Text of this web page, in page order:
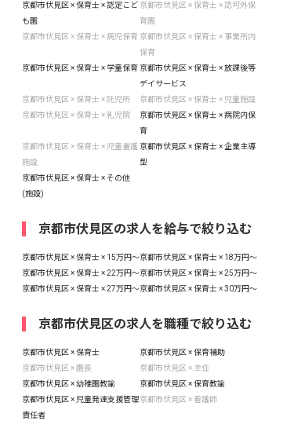
京都市伏見区 × 保育士 × 認定こど
も園
京都市伏見区 × 保育士 × 認可外保
育園
京都市伏見区 × 保育士 × 病児保育 京都市伏見区 × 保育士 × 事業所内
保育
京都市伏見区 × 保育士 × 学童保育 京都市伏見区 × 保育士 × 放課後等
デイサービス
京都市伏見区 × 保育士 × 託児所
京都市伏見区 × 保育士 × 児童施設
京都市伏見区 × 保育士 × 乳児院
京都市伏見区 × 保育士 × 病院内保
育
京都市伏見区 × 保育士 × 児童養護
施設
京都市伏見区 × 保育士 × 企業主導
型
京都市伏見区 × 保育士 × その他
(施設)
京都市伏見区の求人を給与で絞り込む
京都市伏見区 × 保育士 × 15万円〜京都市伏見区 × 保育士 × 18万円〜
京都市伏見区 × 保育士 × 22万円〜京都市伏見区 × 保育士 × 25万円〜
京都市伏見区 × 保育士 × 27万円〜京都市伏見区 × 保育士 × 30万円〜
京都市伏見区の求人を職種で絞り込む
京都市伏見区 × 保育士
京都市伏見区 × 保育補助
京都市伏見区 × 園長
京都市伏見区 × 主任
京都市伏見区 × 幼稚園教諭
京都市伏見区 × 保育教諭
京都市伏見区 × 児童発達支援管理
責任者
京都市伏見区 × 看護師